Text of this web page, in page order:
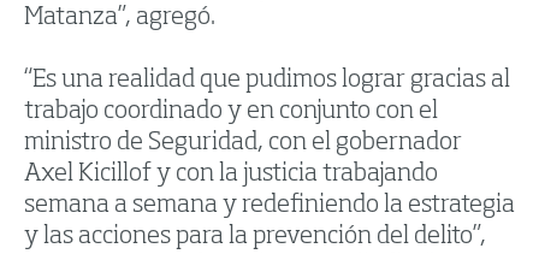
Matanza”, agregó.
“Es una realidad que pudimos lograr gracias al
trabajo coordinado y en conjunto con el
ministro de Seguridad, con el gobernador
Axel Kicillof y con la justicia trabajando
semana a semana y redefiniendo la estrategia
y las acciones para la prevención del delito”,